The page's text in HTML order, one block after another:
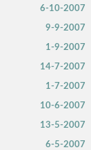
6-10-2007
9-9-2007
1-9-2007
14-7-2007
1-7-2007
10-6-2007
13-5-2007
6-5-2007